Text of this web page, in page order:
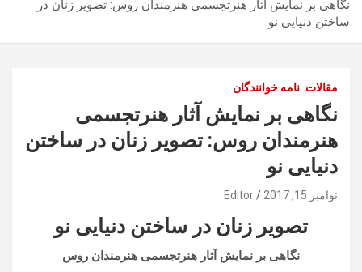
نگاهی بر نمایش آثار هنرتجسمی هنرمندان روس: تصویر زنان در
ساختن دنیایی نو
مقالات نامه خوانندگان
نگاهی بر نمایش آثار هنرتجسمی
هنرمندان روس: تصویر زنان در ساختن
دنیایی نو
نوامبر 15, 2017 Editor
تصویر زنان در ساختن دنیایی نو
نگاهی بر نمایش آثار هنرتجسمی هنرمندان روس